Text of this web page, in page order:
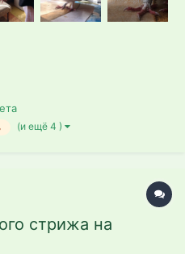
(и ещё 4 )
стрижа на